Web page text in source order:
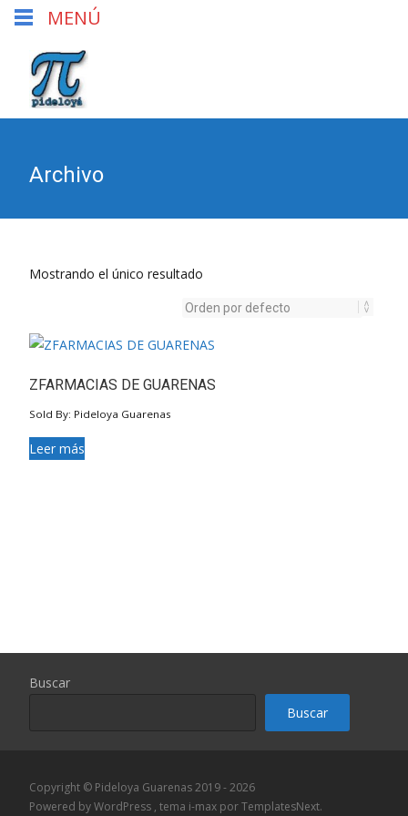
Archivo
Mostrando el único resultado
ZFARMACIAS DE GUARENAS
Sold By: Pideloya Guarenas
Leer más
Buscar
Buscar
Copyright © Pideloya Guarenas 2019 - 2026
Powered by WordPress , tema i-max por TemplatesNext.
MENÚ